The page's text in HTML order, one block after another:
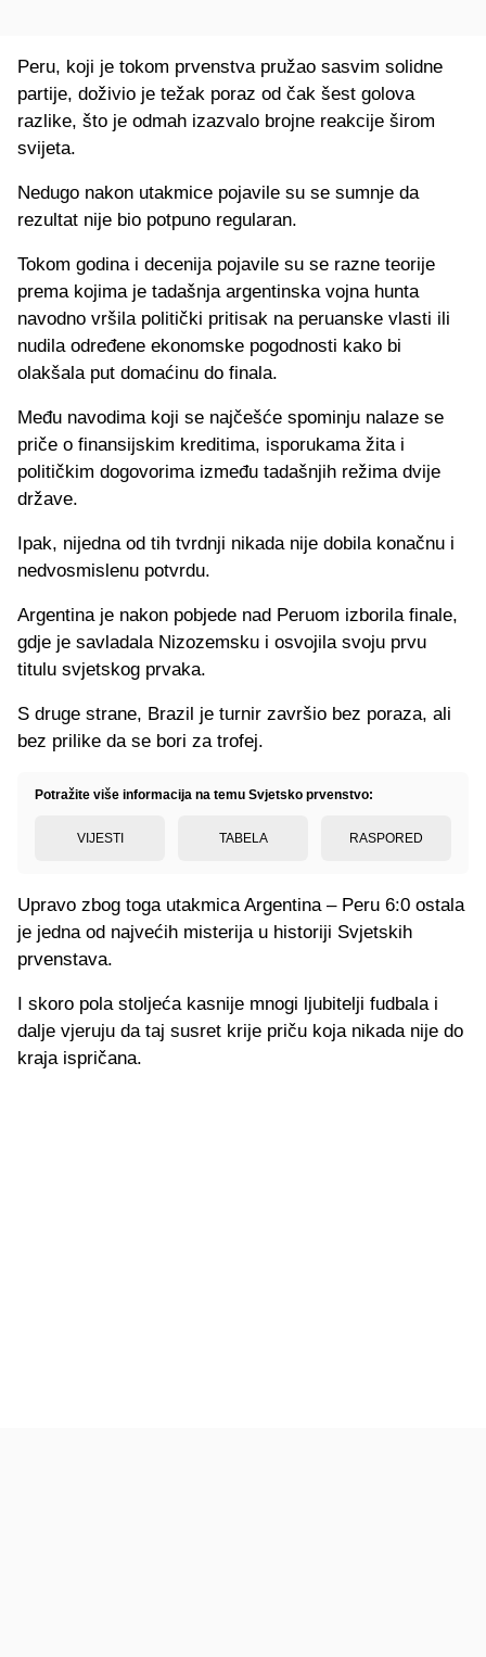
Peru, koji je tokom prvenstva pružao sasvim solidne
partije, doživio je težak poraz od čak šest golova
razlike, što je odmah izazvalo brojne reakcije širom
svijeta.
Nedugo nakon utakmice pojavile su se sumnje da
rezultat nije bio potpuno regularan.
Tokom godina i decenija pojavile su se razne teorije
prema kojima je tadašnja argentinska vojna hunta
navodno vršila politički pritisak na peruanske vlasti ili
nudila određene ekonomske pogodnosti kako bi
olakšala put domaćinu do finala.
Među navodima koji se najčešće spominju nalaze se
priče o finansijskim kreditima, isporukama žita i
političkim dogovorima između tadašnjih režima dvije
države.
Ipak, nijedna od tih tvrdnji nikada nije dobila konačnu i
nedvosmislenu potvrdu.
Argentina je nakon pobjede nad Peruom izborila finale,
gdje je savladala Nizozemsku i osvojila svoju prvu
titulu svjetskog prvaka.
S druge strane, Brazil je turnir završio bez poraza, ali
bez prilike da se bori za trofej.
Potražite više informacija na temu Svjetsko prvenstvo:
VIJESTI TABELA RASPORED
Upravo zbog toga utakmica Argentina – Peru 6:0 ostala
je jedna od najvećih misterija u historiji Svjetskih
prvenstava.
I skoro pola stoljeća kasnije mnogi ljubitelji fudbala i
dalje vjeruju da taj susret krije priču koja nikada nije do
kraja ispričana.